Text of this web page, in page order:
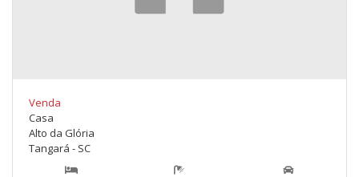
Venda
Casa
Alto da Glória
Tangará - SC